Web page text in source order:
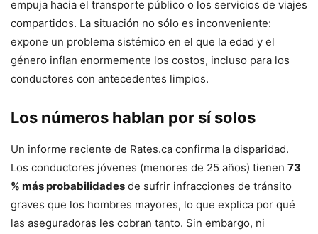
empuja hacia el transporte público o los servicios de viajes
compartidos. La situación no sólo es inconveniente:
expone un problema sistémico en el que la edad y el
género inflan enormemente los costos, incluso para los
conductores con antecedentes limpios.
Los números hablan por sí solos
Un informe reciente de Rates.ca confirma la disparidad.
Los conductores jóvenes (menores de 25 años) tienen 73
% más probabilidades de sufrir infracciones de tránsito
graves que los hombres mayores, lo que explica por qué
las aseguradoras les cobran tanto. Sin embargo, ni